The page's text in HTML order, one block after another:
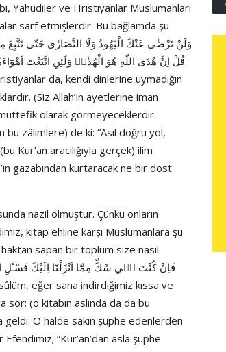
Yahudiler ve Hristiyanlar Müslümanları
sarf etmişlerdir. Bu bağlamda şu
قُلْ اِنَّ هُدَى اللّٰهِ هُوَ الْهُدٰىۜ وَلَئِنِ اتَّبَعْتَ
(Siz Allah’ın ayetlerine iman
olarak görmeyeceklerdir.
bu zâlimlere) de ki: “Asıl doğru yol,
Kur’an aracılığıyla gerçek) ilim
gazabından kurtaracak ne bir dost
nazil olmuştur. Çünkü onların
kitap ehline karşı Müslümanlara şu
haktan sapan bir toplum size nasıl
(o kitabın aslında da da bu
O halde sakın şüphe edenlerden
“Kur’an’dan asla şüphe